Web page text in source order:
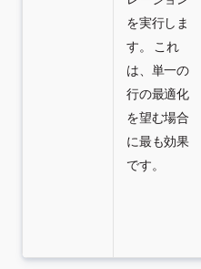
を実行しま
す。 これ
は、単一の
行の最適化
を望む場合
に最も効果
です。